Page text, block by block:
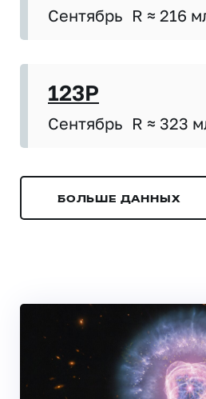
Сентябрь R ≈ 216
123P
Сентябрь R ≈ 323
БОЛЬШЕ ДАННЫХ